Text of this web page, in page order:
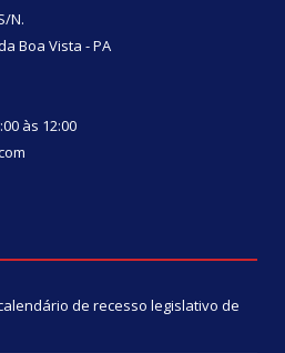
N.
Boa Vista - PA
às 12:00
de recesso legislativo de